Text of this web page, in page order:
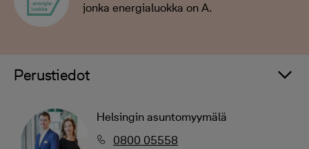
jonka energialuokka on A.
Perustiedot
Helsingin asuntomyymälä
0800 05558